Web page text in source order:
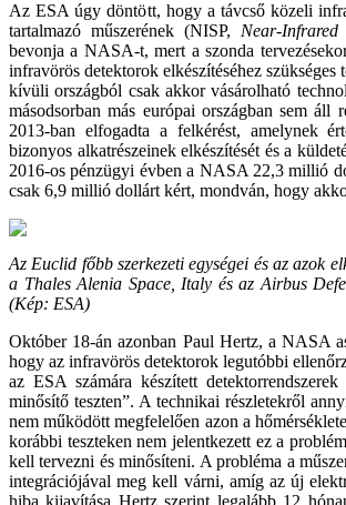
Az ESA úgy döntött, hogy a távcső közeli
tartalmazó műszerének (NISP, Near-Infrared
bevonja a NASA-t, mert a szonda
infravörös detektorok elkészítéséhez
kívüli országból csak akkor vásárolható
másodsorban más európai országban sem
2013-ban elfogadta a felkérést, amelynek
bizonyos alkatrészeinek elkészítését és a
2016-os pénzügyi évben a NASA 22,3 millió
csak 6,9 millió dollárt kért, mondván, hogy
Az Euclid főbb szerkezeti egységei és az azok
a Thales Alenia Space, Italy és az Airbus
(Kép: ESA)
Október 18-án azonban Paul Hertz, a NASA
hogy az infravörös detektorok legutóbbi
az ESA számára készített
minősítő teszten”. A technikai részletekről
nem működött megfelelően azon a
korábbi teszteken nem jelentkezett ez a
kell tervezni és minősíteni. A probléma a
integrációjával meg kell várni, amíg az új
hiba kijavítása Hertz szerint legalább 12